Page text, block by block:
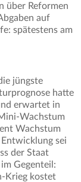
über Reformen
auf
spätestens am
jüngste
hatte
erwartet in
Wachstum
Wachstum
sei
der Staat
Gegenteil:
Krieg kostet